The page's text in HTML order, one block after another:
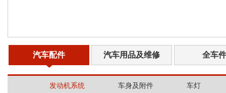
汽车配件 汽车用品及维修 全车件
发动机系统 车身及附件 车灯